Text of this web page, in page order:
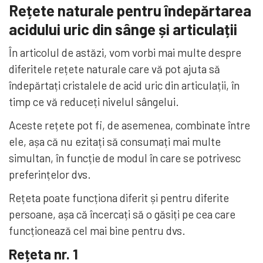
Rețete naturale pentru îndepărtarea
acidului uric din sânge și articulații
În articolul de astăzi, vom vorbi mai multe despre
diferitele rețete naturale care vă pot ajuta să
îndepărtați cristalele de acid uric din articulații, în
timp ce vă reduceți nivelul sângelui.
Aceste rețete pot fi, de asemenea, combinate între
ele, așa că nu ezitați să consumați mai multe
simultan, în funcție de modul în care se potrivesc
preferințelor dvs.
Rețeta poate funcționa diferit și pentru diferite
persoane, așa că încercați să o găsiți pe cea care
funcționează cel mai bine pentru dvs.
Rețeta nr. 1